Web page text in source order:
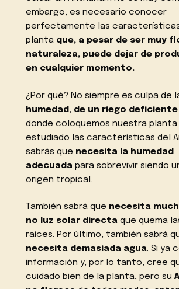
embargo, es necesario conocer
perfectamente las
planta que, a pesar de ser muy
naturaleza, puede dejar de
en cualquier momento.
¿Por qué? No siempre es culpa de
humedad, de un riego deficiente
donde coloquemos nuestra planta.
estudiado las características del
sabrás que necesita la humedad
adecuada para sobrevivir siendo
origen tropical.
También sabrá que necesita
no luz solar directa que quema
raíces. Por último, también sabrá
necesita demasiada agua. Si ya
información y, por lo tanto, cree
cuidado bien de la planta, pero su